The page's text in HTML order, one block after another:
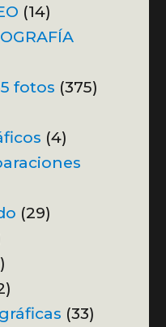
(14)
fotos (375)
(4)
(29)
(33)